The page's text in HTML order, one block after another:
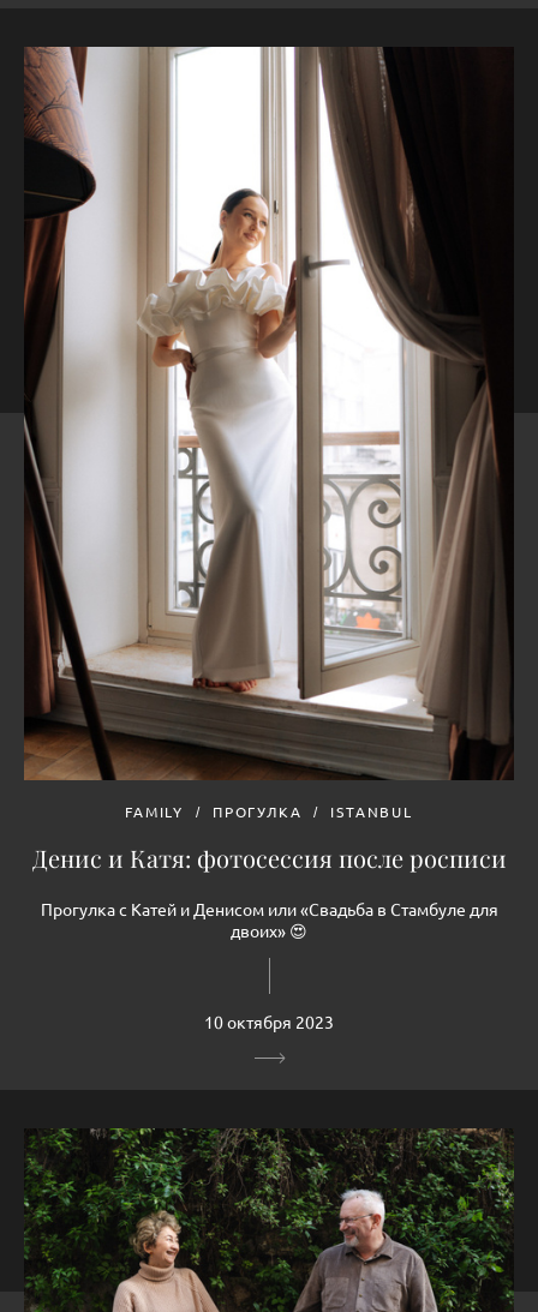
FAMILY ПРОГУЛКА ISTANBUL
Денис и Катя: фотосессия после росписи
Прогулка с Катей и Денисом или «Свадьба в Стамбуле для
двоих» 😍
10 октября 2023